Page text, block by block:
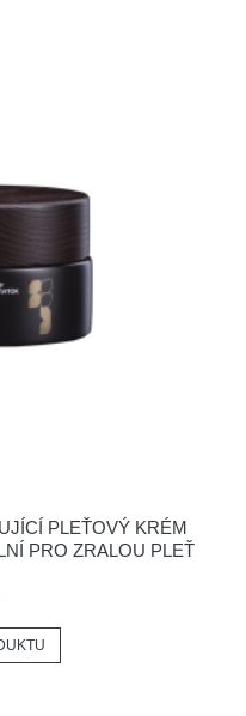
PLEŤOVÝ KRÉM
PRO ZRALOU PLEŤ